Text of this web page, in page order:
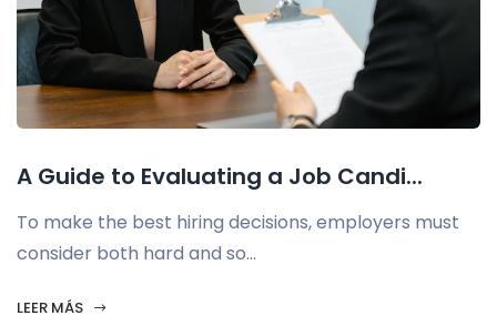
A Guide to Evaluating a Job Candi...
To make the best hiring decisions, employers must
consider both hard and so...
LEER MÁS